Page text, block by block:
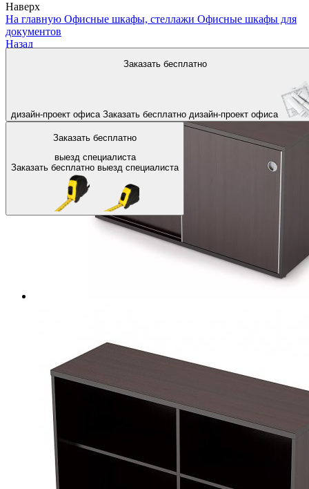
Наверх
Заказать бесплатно
дизайн-проект офиса Заказать бесплатно дизайн-проект офиса
Заказать бесплатно
выезд специалиста
Заказать бесплатно выезд специалиста
На главную Офисные шкафы, стеллажи Офисные шкафы для
документов
Назад